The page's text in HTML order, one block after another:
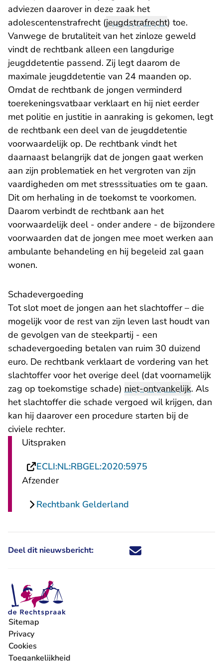
adviezen daarover in deze zaak het
adolescentenstrafrecht (jeugdstrafrecht) toe.
Vanwege de brutaliteit van het zinloze geweld
vindt de rechtbank alleen een langdurige
jeugddetentie passend. Zij legt daarom de
maximale jeugddetentie van 24 maanden op.
Omdat de rechtbank de jongen verminderd
toerekeningsvatbaar verklaart en hij niet eerder
met politie en justitie in aanraking is gekomen, legt
de rechtbank een deel van de jeugddetentie
voorwaardelijk op. De rechtbank vindt het
daarnaast belangrijk dat de jongen gaat werken
aan zijn problematiek en het vergroten van zijn
vaardigheden om met stresssituaties om te gaan.
Dit om herhaling in de toekomst te voorkomen.
Daarom verbindt de rechtbank aan het
voorwaardelijk deel - onder andere - de bijzondere
voorwaarden dat de jongen mee moet werken aan
ambulante behandeling en hij begeleid zal gaan
wonen.
Schadevergoeding
Tot slot moet de jongen aan het slachtoffer – die
mogelijk voor de rest van zijn leven last houdt van
de gevolgen van de steekpartij - een
schadevergoeding betalen van ruim 30 duizend
euro. De rechtbank verklaart de vordering van het
slachtoffer voor het overige deel (dat voornamelijk
zag op toekomstige schade) niet-ontvankelijk. Als
het slachtoffer die schade vergoed wil krijgen, dan
kan hij daarover een procedure starten bij de
civiele rechter.
Uitspraken
ECLI:NL:RBGEL:2020:5975
Afzender
Rechtbank Gelderland
Deel dit nieuwsbericht: Deel dit nieuwsbericht via X -
Deel dit nieuwsbericht via
Deel dit nieuwsbericht
Deel dit
Sitemap
Privacy
Cookies
Toegankelijkheid